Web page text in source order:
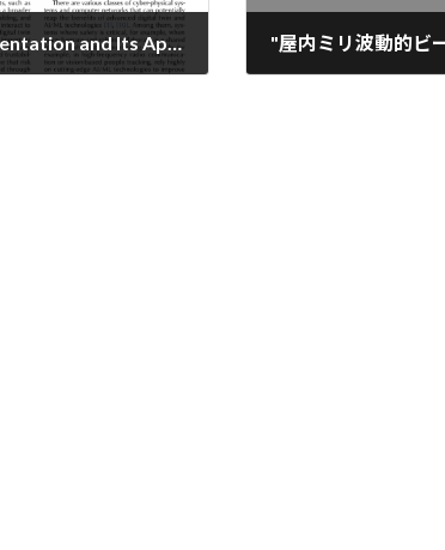
"Probabilistic Representation and Its Application of Digital-Twin of Spatio-Temporal Real-World Toward Trustable Cyber-Physical Interactions", IEEE Network, Volume: 38 Issue: 6